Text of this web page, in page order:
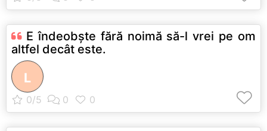
E îndeobşte fără noimă să-l vrei pe om
altfel decât este.
L